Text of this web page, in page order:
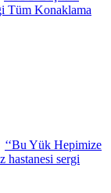
Tüm Konaklama
‘‘Bu Yük Hepimize
hastanesi sergi